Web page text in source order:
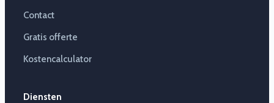
Contact
Gratis offerte
Kostencalculator
Diensten